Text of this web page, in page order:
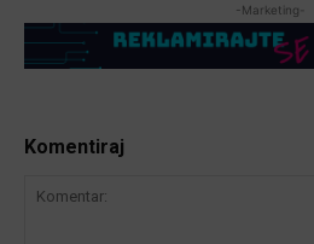
-Marketing-
Komentiraj